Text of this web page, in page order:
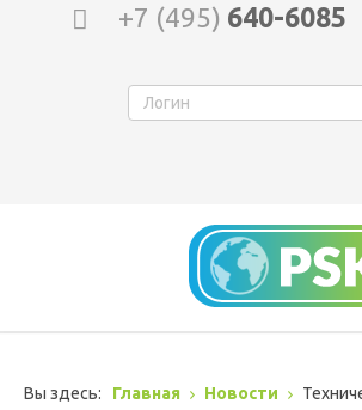
+7 (495) 640-6085
Вы здесь: Главная Новости